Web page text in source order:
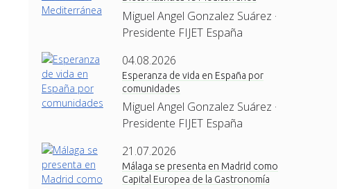
Miguel Angel Gonzalez Suárez ·
Presidente FIJET España
04.08.2026
Esperanza de vida en España por
comunidades
Miguel Angel Gonzalez Suárez ·
Presidente FIJET España
21.07.2026
Málaga se presenta en Madrid como
Capital Europea de la Gastronomía